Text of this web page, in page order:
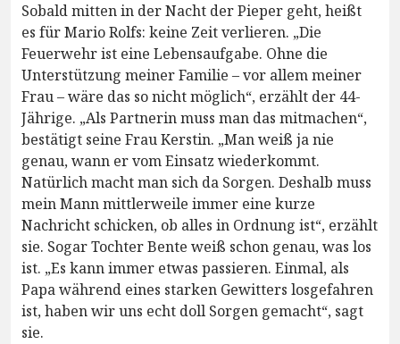
Sobald mitten in der Nacht der Pieper geht, heißt
es für Mario Rolfs: keine Zeit verlieren. „Die
Feuerwehr ist eine Lebensaufgabe. Ohne die
Unterstützung meiner Familie – vor allem meiner
Frau – wäre das so nicht möglich“, erzählt der 44-
Jährige. „Als Partnerin muss man das mitmachen“,
bestätigt seine Frau Kerstin. „Man weiß ja nie
genau, wann er vom Einsatz wiederkommt.
Natürlich macht man sich da Sorgen. Deshalb muss
mein Mann mittlerweile immer eine kurze
Nachricht schicken, ob alles in Ordnung ist“, erzählt
sie. Sogar Tochter Bente weiß schon genau, was los
ist. „Es kann immer etwas passieren. Einmal, als
Papa während eines starken Gewitters losgefahren
ist, haben wir uns echt doll Sorgen gemacht“, sagt
sie.